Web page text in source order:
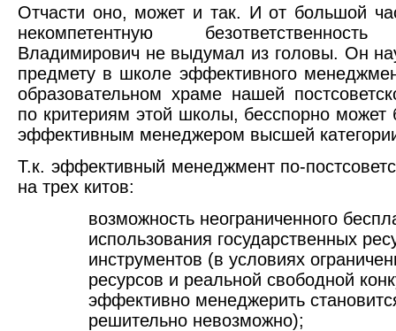
Отчасти оно, может и так. И от большой
некомпетентную
Владимирович не выдумал из головы. Он
предмету в школе эффективного
образовательном храме нашей
по критериям этой школы, бесспорно может
эффективным менеджером высшей
Т.к. эффективный менеджмент по-
на трех китов:
возможность неограниченного
использования государственных
инструментов (в условиях
ресурсов и реальной свободной
эффективно менеджерить
решительно невозможно);